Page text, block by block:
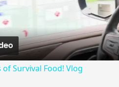
Survival Food! Vlog